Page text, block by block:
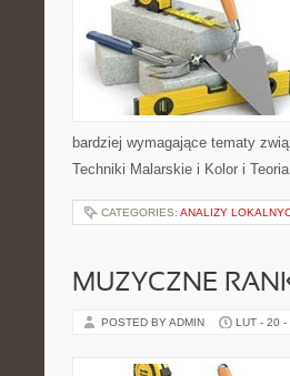
bardziej wymagające tematy
Techniki Malarskie i Kolor i
CATEGORIES: ANALIZY
MUZYCZNE
POSTED BY ADMIN LUT - 20 -